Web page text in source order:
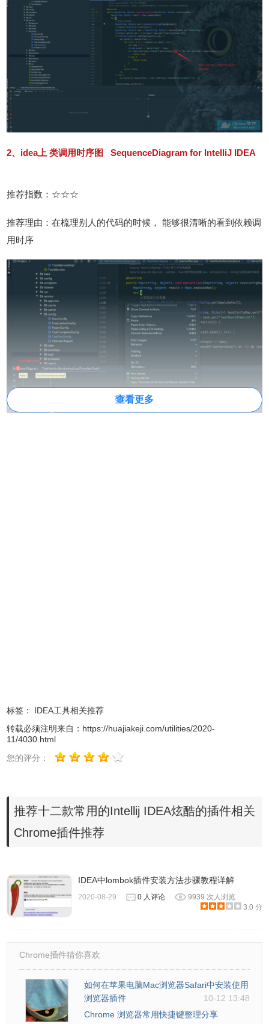
2、idea上 类调用时序图 SequenceDiagram for IntelliJ IDEA
推荐指数：☆☆☆
推荐理由：在梳理别人的代码的时候， 能够很清晰的看到依赖调
用时序
推荐指数：☆☆☆☆
推荐理由：自行百度如何更换为百度翻译。在ide中直接翻译，不
需要跳转到网页了，效率神器！
查看更多
标签：
IDEA工具相关推荐
转载必须注明来自： https://huajiakeji.com/utilities/2020-
11/4030.html
您的评分：
推荐十二款常用的Intellij IDEA炫酷的插件相关
Chrome插件推荐
IDEA中lombok插件安装方法步骤教程详解
2020-08-29 0 人评论
9939 次人浏览
3.0 分
Chrome插件猜你喜欢
如何在苹果电脑Mac浏览器Safari中安装使用
浏览器插件
10-12 13:48
Chrome 浏览器常用快捷键整理分享